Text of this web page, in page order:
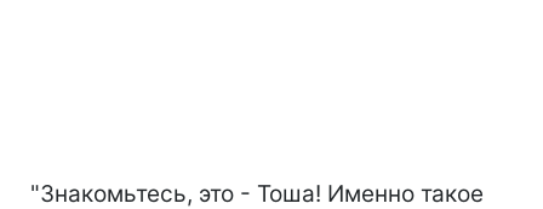
"Знакомьтесь, это - Тоша! Именно такое